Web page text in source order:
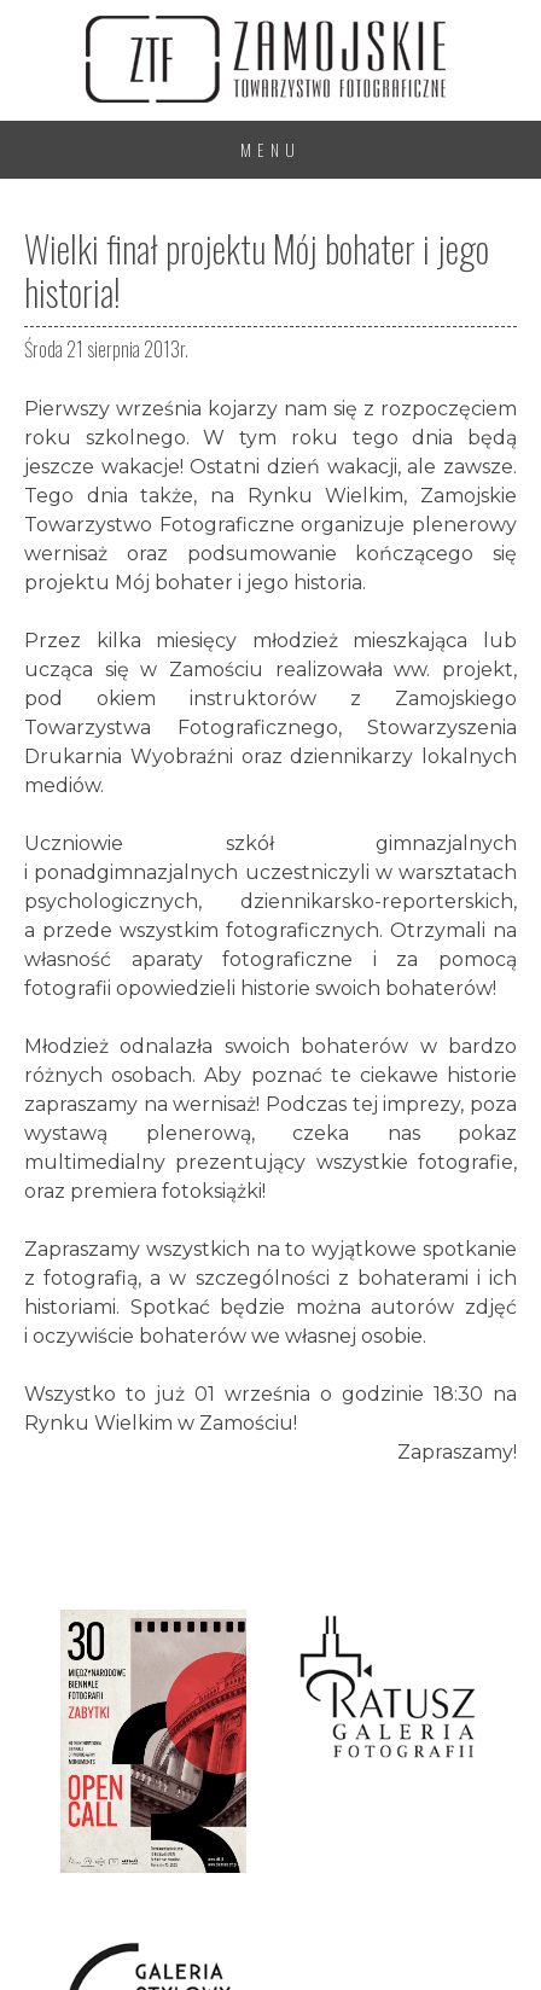
MENU
Wielki finał projektu Mój bohater i jego
historia!
Środa 21 sierpnia 2013r.
Pierwszy września kojarzy nam się z rozpoczęciem
roku szkolnego. W tym roku tego dnia będą
jeszcze wakacje! Ostatni dzień wakacji, ale zawsze.
Tego dnia także, na Rynku Wielkim, Zamojskie
Towarzystwo Fotograficzne organizuje plenerowy
wernisaż oraz podsumowanie kończącego się
projektu Mój bohater i jego historia.
Przez kilka miesięcy młodzież mieszkająca lub
ucząca się w Zamościu realizowała ww. projekt,
pod okiem instruktorów z Zamojskiego
Towarzystwa Fotograficznego, Stowarzyszenia
Drukarnia Wyobraźni oraz dziennikarzy lokalnych
mediów.
Uczniowie szkół gimnazjalnych
i ponadgimnazjalnych uczestniczyli w warsztatach
psychologicznych, dziennikarsko-reporterskich,
a przede wszystkim fotograficznych. Otrzymali na
własność aparaty fotograficzne i za pomocą
fotografii opowiedzieli historie swoich bohaterów!
Młodzież odnalazła swoich bohaterów w bardzo
różnych osobach. Aby poznać te ciekawe historie
zapraszamy na wernisaż! Podczas tej imprezy, poza
wystawą plenerową, czeka nas pokaz
multimedialny prezentujący wszystkie fotografie,
oraz premiera fotoksiążki!
Zapraszamy wszystkich na to wyjątkowe spotkanie
z fotografią, a w szczególności z bohaterami i ich
historiami. Spotkać będzie można autorów zdjęć
i oczywiście bohaterów we własnej osobie.
Wszystko to już 01 września o godzinie 18:30 na
Rynku Wielkim w Zamościu!
Zapraszamy!